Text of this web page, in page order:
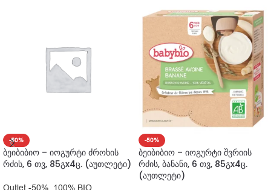
-50%
ბეიბიბიო – იოგურტი ძროხის
რძის, 6 თვ, 85გx4ც. (აუთლეტი)
-50%
ბეიბიბიო – იოგურტი შვრიის
რძის, ბანანი, 6 თვ, 85გx4ც.
(აუთლეტი)